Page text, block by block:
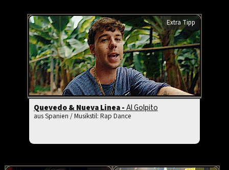
Extra Tipp
Quevedo & Nueva Linea -Al Golpito
aus Spanien / Musikstil: Rap Dance